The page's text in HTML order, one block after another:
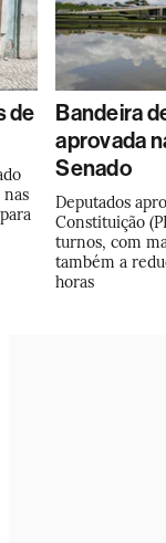
de
Bandeira
aprovada
Senado
Deputados
Constituição
turnos, com
também a
horas